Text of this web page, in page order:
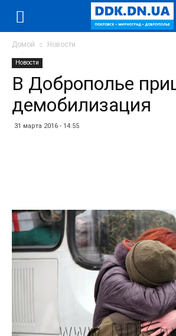
Домой Новости
Новости
В Доброполье
демобилизация
31 марта 2016 - 14:55